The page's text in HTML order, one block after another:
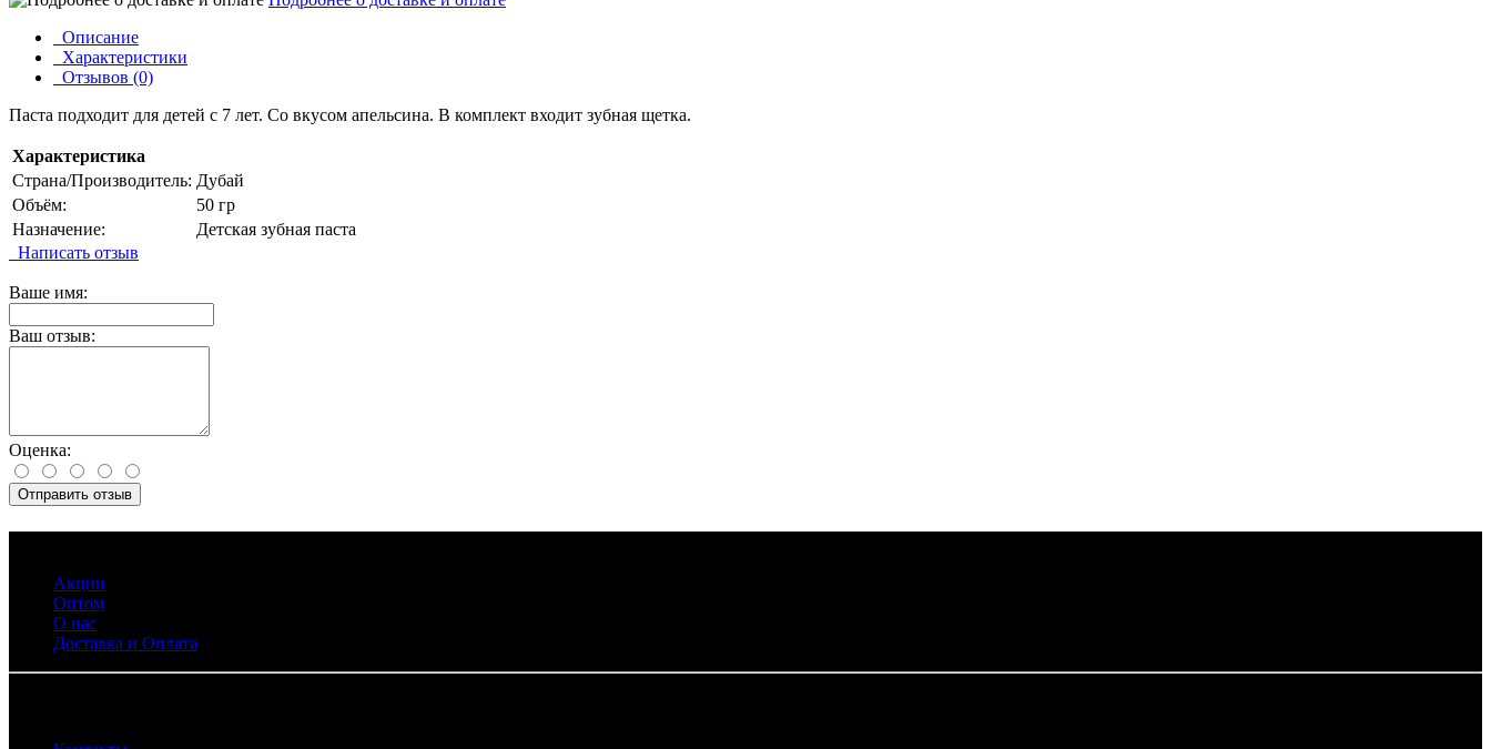
Описание
Характеристики
Отзывов (0)
Паста подходит для детей с 7 лет. Со вкусом апельсина. В комплект входит зубная щетка.
Характеристика
Страна/Производитель: Дубай
Объём:
50 гр
Назначение:
Детская зубная паста
Написать отзыв
Ваше имя:
Ваш отзыв:
Оценка:
Отправить отзыв
Акции
Оптом
О нас
Доставка и Оплата